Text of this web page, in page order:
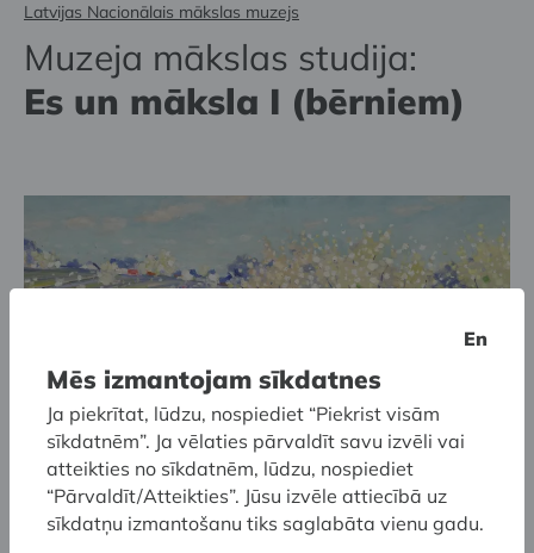
Latvijas Nacionālais mākslas muzejs
Muzeja mākslas studija:
Es un māksla I (bērniem)
En
Mēs izmantojam sīkdatnes
Ja piekrītat, lūdzu, nospiediet “Piekrist visām
sīkdatnēm”. Ja vēlaties pārvaldīt savu izvēli vai
atteikties no sīkdatnēm, lūdzu, nospiediet
“Pārvaldīt/Atteikties”. Jūsu izvēle attiecībā uz
sīkdatņu izmantošanu tiks saglabāta vienu gadu.